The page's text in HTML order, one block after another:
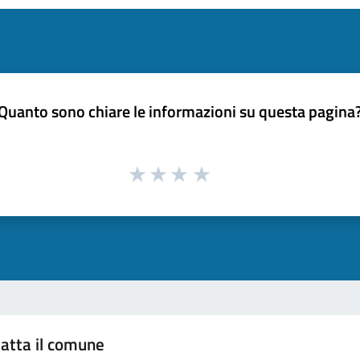
sono chiare le informazioni su questa
il comune